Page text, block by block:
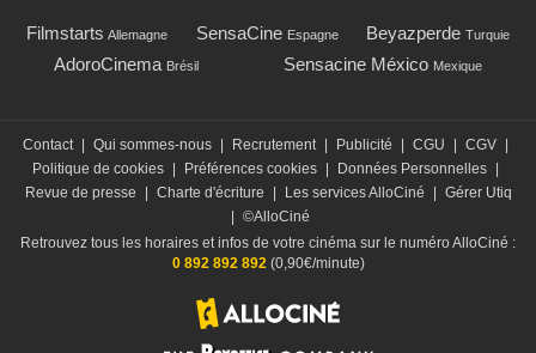
Filmstarts Allemagne SensaCine Espagne Beyazperde Turquie
AdoroCinema Brésil Sensacine México Mexique
Contact Qui sommes-nous Recrutement Publicité CGU CGV
Politique de cookies
Préférences cookies Données Personnelles
Revue de presse
Charte d'écriture Les services AlloCiné
Gérer Utiq
©AlloCiné
Retrouvez tous les horaires et infos de votre cinéma sur le numéro AlloCiné :
0 892 892 892(0,90€/minute)